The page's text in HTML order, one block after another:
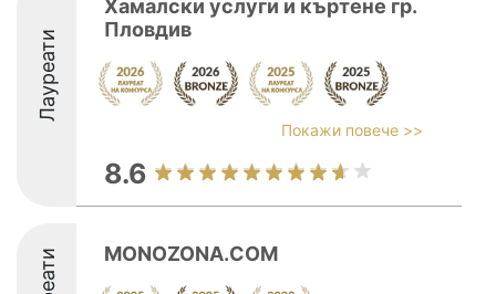
Лауреати
Хамалски услуги и къртене гр.
Пловдив
Покажи повече >>
8.6
MONOZONA.COM